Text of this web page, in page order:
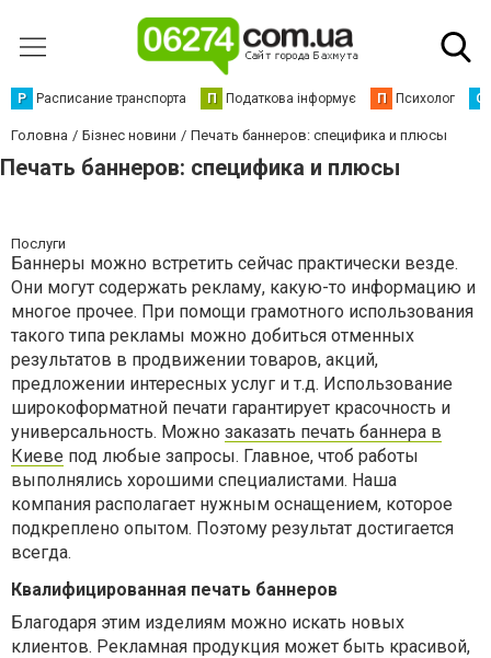
Р Расписание транспорта П Податкова інформує П Психолог С
Головна Бізнес новини Печать баннеров: специфика и плюсы
Печать баннеров: специфика и плюсы
Послуги
Баннеры можно встретить сейчас практически везде.
Они могут содержать рекламу, какую-то информацию и
многое прочее. При помощи грамотного использования
такого типа рекламы можно добиться отменных
результатов в продвижении товаров, акций,
предложении интересных услуг и т.д. Использование
широкоформатной печати гарантирует красочность и
универсальность. Можно заказать печать баннера в
Киеве под любые запросы. Главное, чтоб работы
выполнялись хорошими специалистами. Наша
компания располагает нужным оснащением, которое
подкреплено опытом. Поэтому результат достигается
всегда.
Квалифицированная печать баннеров
Благодаря этим изделиям можно искать новых
клиентов. Рекламная продукция может быть красивой,